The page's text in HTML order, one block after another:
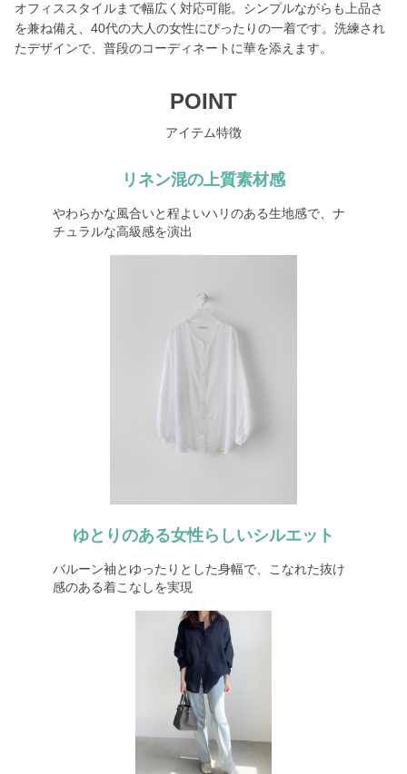
オフィススタイルまで幅広く対応可能。シンプルながらも上品さ
を兼ね備え、40代の大人の女性にぴったりの一着です。洗練され
たデザインで、普段のコーディネートに華を添えます。
POINT
アイテム特徴
リネン混の上質素材感
やわらかな風合いと程よいハリのある生地感で、ナ
チュラルな高級感を演出
ゆとりのある女性らしいシルエット
バルーン袖とゆったりとした身幅で、こなれた抜け
感のある着こなしを実現